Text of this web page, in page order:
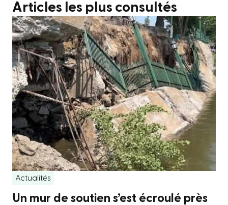
Articles les plus consultés
Actualités
Un mur de soutien s’est écroulé près